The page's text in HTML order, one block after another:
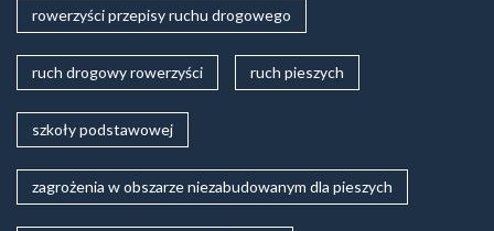
rowerzyści przepisy ruchu drogowego
ruch drogowy rowerzyści ruch pieszych
szkoły podstawowej
zagrożenia w obszarze niezabudowanym dla pieszych